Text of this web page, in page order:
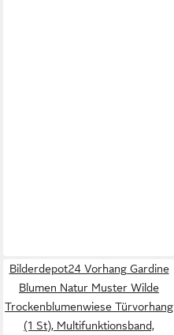
Bilderdepot24 Vorhang Gardine
Blumen Natur Muster Wilde
Trockenblumenwiese Türvorhang
(1 St), Multifunktionsband,